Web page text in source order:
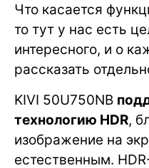
Что касается
то тут у нас есть
интересного, и о
рассказать
KIVI 50U750NB
технологию HDR,
изображение на
естественным.